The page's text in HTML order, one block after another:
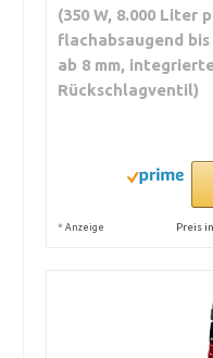
(350 W, 8.000 Liter
flachabsaugend
ab 8 mm,
Rückschlagventil)
* Anzeige Preis